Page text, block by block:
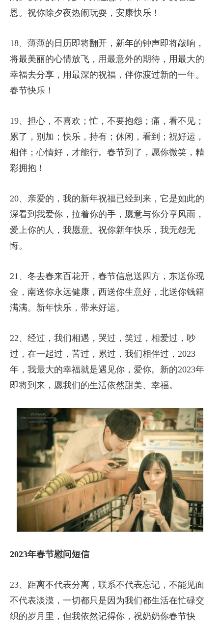
恩。祝你除夕夜热闹玩耍，安康快乐！
18、薄薄的日历即将翻开，新年的钟声即将敲响，
将最美丽的心情放飞，用最意外的期待，用最大的
幸福去分享，用最深的祝福，伴你渡过新的一年。
春节快乐！
19、担心，不喜欢；忙，不要抱怨；痛，看不见；
累了，别加；快乐，持有；休闲，看到；祝好运，
相伴；心情好，才能行。春节到了，愿你微笑，精
彩拥抱！
20、亲爱的，我的新年祝福已经到来，它是如此的
深看到我爱你，拉着你的手，愿意与你分享风雨，
爱上你的人，我愿意。祝你新年快乐，我无怨无
悔。
21、冬去春来百花开，春节信息送四方，东送你现
金，南送你永远健康，西送你生意好，北送你钱箱
满满。新年快乐，带来好运。
22、经过，我们相遇，哭过，笑过，相爱过，吵
过，在一起过，苦过，累过，我们相伴过，2023
年，我最大的幸福就是遇见你，爱你。新的2023年
即将到来，愿我们的生活依然甜美、幸福。
2023年春节慰问短信
23、距离不代表分离，联系不代表忘记，不能见面
不代表淡漠，一切都只是因为我们都生活在忙碌交
织的岁月里，但我依然记得你，祝奶奶你春节快